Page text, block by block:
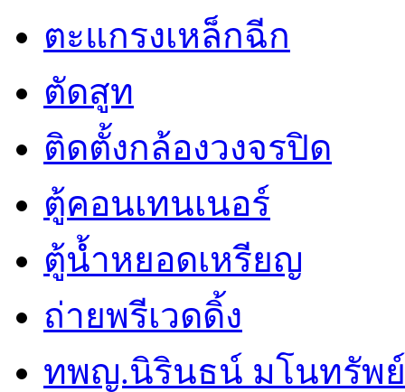
ตะแกรงเหล็กฉีก
ตัดสูท
ติดตั้งกล้องวงจรปิด
ตู้คอนเทนเนอร์
ตู้น้ำหยอดเหรียญ
ถ่ายพรีเวดดิ้ง
ทพญ.นิรินธน์ มโนทรัพ